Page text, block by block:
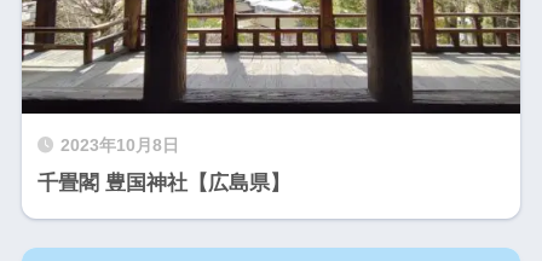
2023年10月8日
千畳閣 豊国神社【広島県】